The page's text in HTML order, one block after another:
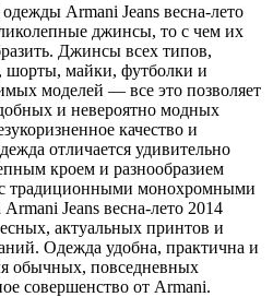
Armani Jeans весна-лето
джинсы, то с чем их
Джинсы всех типов,
шорты, майки, футболки и
моделей — все это позволяет
и невероятно модных
качество и
отличается удивительно
кроем и разнообразием
традиционными монохромными
Jeans весна-лето 2014
актуальных принтов и
Одежда удобна, практична и
обычных, повседневных
совершенство от Armani.